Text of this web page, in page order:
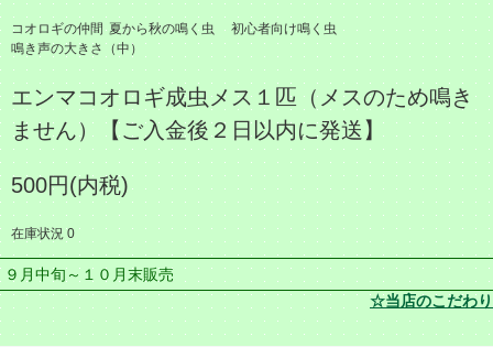
コオロギの仲間 夏から秋の鳴く虫
初心者向け鳴く虫
鳴き声の大きさ（中）
エンマコオロギ成虫メス１匹（メスのため鳴き
ません）【ご入金後２日以内に発送】
500円(内税)
在庫状況 0
９月中旬～１０月末販売
☆当店のこだわり